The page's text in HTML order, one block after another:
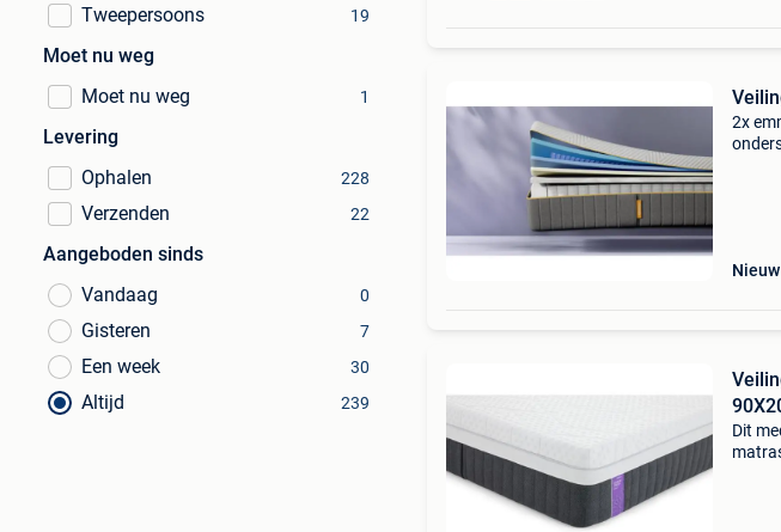
Tweepersoons 19
Moet nu weg
Moet nu weg
1
Levering
Ophalen
228
Verzenden 22
Aangeboden sinds
Vandaag
0
Gisteren 7
Een week 30
Altijd 239
2x
Nieuw
Dit